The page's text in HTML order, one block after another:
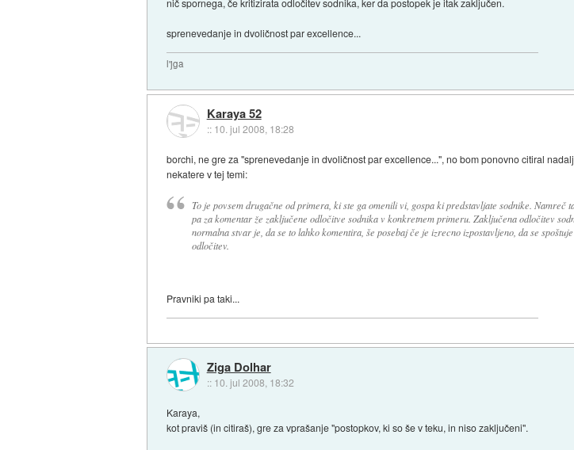
nič spornega, če kritizirata odločitev sodnika, ker da postopek je itak zaključen.
sprenevedanje in dvoličnost par excellence...
l'jga
Karaya 52
:: 10. jul 2008, 18:28
borchi, ne gre za "sprenevedanje in dvoličnost par excellence...", no bom ponovno citiral
nekatere v tej temi:
To je povsem drugačne od primera, ki ste ga omenili vi, gospa ki predstavljate sodnike. Namreč
pa za komentar že zaključene odločitve sodnika v konkretnem primeru. Zaključena odločitev
normalna stvar je, da se to lahko komentira, še posebaj če je izrecno izpostavljeno, da se
odločitev.
Pravniki pa taki...
Ziga Dolhar
:: 10. jul 2008, 18:32
Karaya,
kot praviš (in citiraš), gre za vprašanje "postopkov, ki so še v teku, in niso zaključeni".